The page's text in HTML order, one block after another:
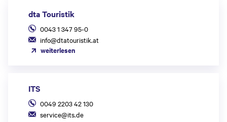
dta Touristik
0043 1 347 95-0
info@dtatouristik.at
weiterlesen
ITS
0049 2203 42 130
service@its.de